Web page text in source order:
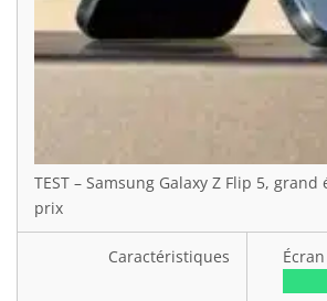
TEST – Samsung Galaxy Z Flip 5,
prix
Caractéristiques